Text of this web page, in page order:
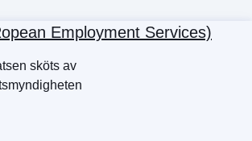
Employment Services)
sköts av